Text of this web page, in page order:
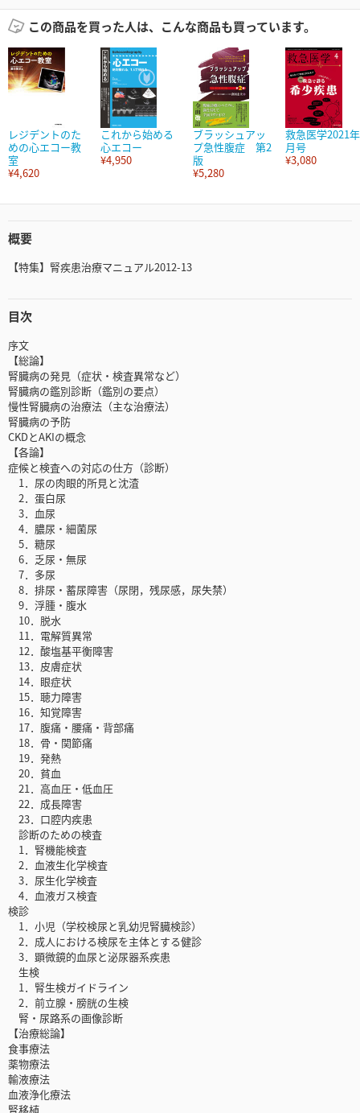
この商品を買った人は、こんな商品も買っています。
レジデントのた
めの心エコー教
室
¥4,620
これから始める
心エコー
¥4,950
ブラッシュアッ
プ急性腹症 第2
版
¥5,280
救急医学2021
月号
¥3,080
概要
【特集】腎疾患治療マニュアル2012-13
目次
序文
【総論】
腎臓病の発見（症状・検査異常など）
腎臓病の鑑別診断（鑑別の要点）
慢性腎臓病の治療法（主な治療法）
腎臓病の予防
CKDとAKIの概念
【各論】
症候と検査への対応の仕方（診断）
1．尿の肉眼的所見と沈渣
2．蛋白尿
3．血尿
4．膿尿・細菌尿
5．糖尿
6．乏尿・無尿
7．多尿
8．排尿・蓄尿障害（尿閉，残尿感，尿失禁）
9．浮腫・腹水
10．脱水
11．電解質異常
12．酸塩基平衡障害
13．皮膚症状
14．眼症状
15．聴力障害
16．知覚障害
17．腹痛・腰痛・背部痛
18．骨・関節痛
19．発熱
20．貧血
21．高血圧・低血圧
22．成長障害
23．口腔内疾患
診断のための検査
1．腎機能検査
2．血液生化学検査
3．尿生化学検査
4．血液ガス検査
検診
1．小児（学校検尿と乳幼児腎臓検診）
2．成人における検尿を主体とする健診
3．顕微鏡的血尿と泌尿器系疾患
生検
1．腎生検ガイドライン
2．前立腺・膀胱の生検
腎・尿路系の画像診断
【治療総論】
食事療法
薬物療法
輸液療法
血液浄化療法
腎移植